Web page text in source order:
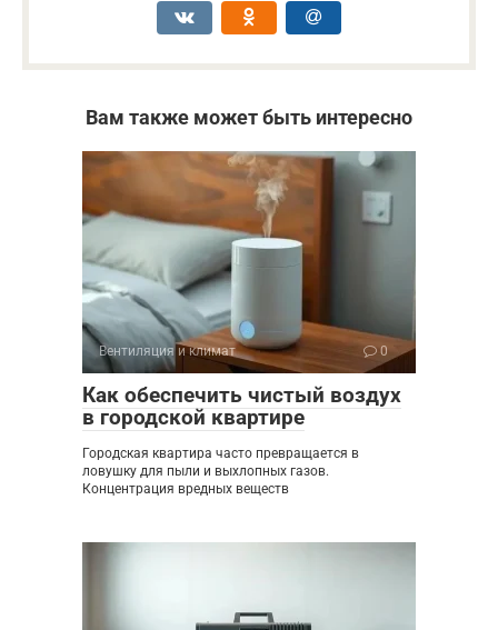
Вам также может быть интересно
Вентиляция и климат 0
Как обеспечить чистый воздух
в городской квартире
Городская квартира часто превращается в
ловушку для пыли и выхлопных газов.
Концентрация вредных веществ